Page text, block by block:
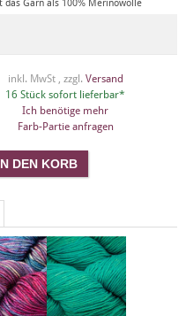
das Garn als 100% Merinowolle
inkl. MwSt , zzgl. Versand
16 Stück sofort lieferbar*
Ich benötige mehr
Farb-Partie anfragen